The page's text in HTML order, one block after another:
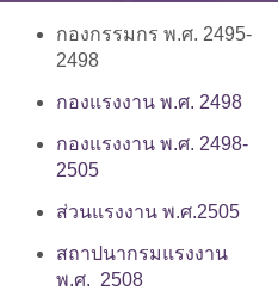
กองกรรมกร พ.ศ. 2495-
2498
กองแรงงาน พ.ศ. 2498
กองแรงงาน พ.ศ. 2498-
2505
ส่วนแรงงาน พ.ศ.2505
สถาปนากรมแรงงาน
พ.ศ. 2508